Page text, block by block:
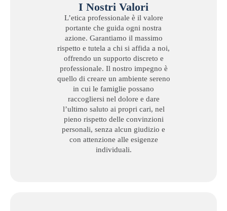
I Nostri Valori
L’etica professionale è il valore
portante che guida ogni nostra
azione. Garantiamo il massimo
rispetto e tutela a chi si affida a noi,
offrendo un supporto discreto e
professionale. Il nostro impegno è
quello di creare un ambiente sereno
in cui le famiglie possano
raccogliersi nel dolore e dare
l’ultimo saluto ai propri cari, nel
pieno rispetto delle convinzioni
personali, senza alcun giudizio e
con attenzione alle esigenze
individuali.